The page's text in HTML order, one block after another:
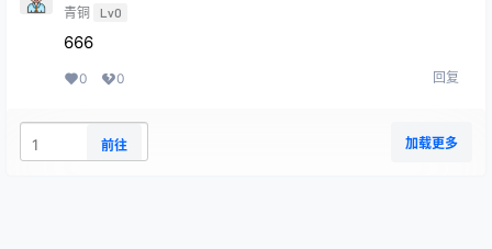
青铜 Lv0
666
0 0 回复
前往 加载更多